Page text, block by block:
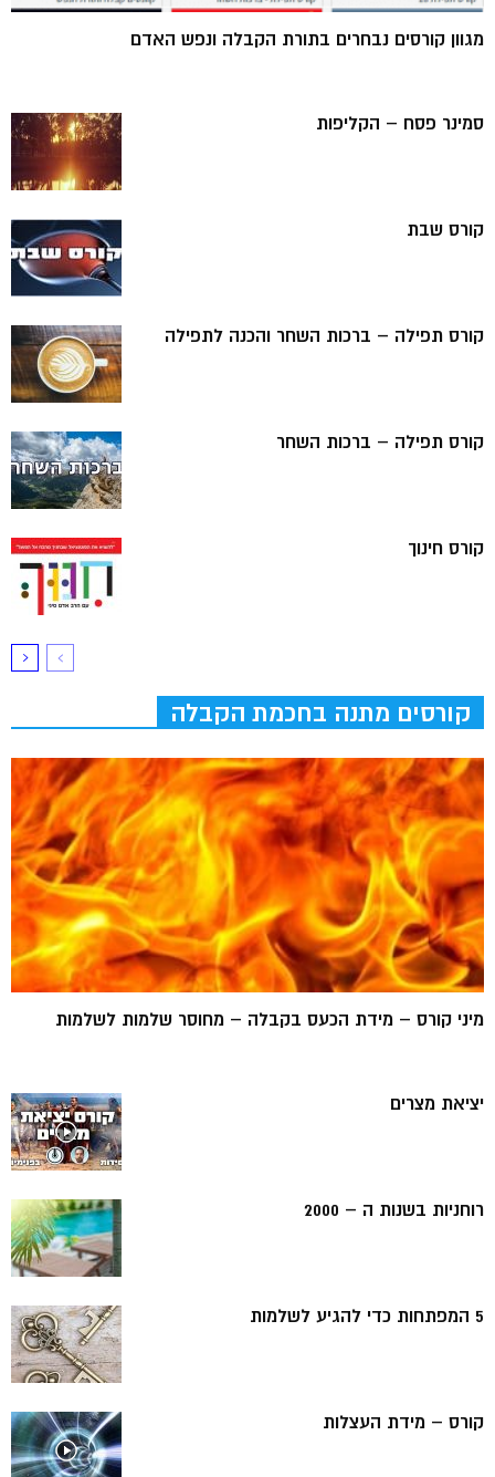
מגוון קורסים נבחרים בתורת הקבלה ונפש האדם
סמינר פסח – הקליפות
קורס שבת
קורס תפילה – ברכות השחר והכנה לתפילה
קורס תפילה – ברכות השחר
קורס חינוך
קורסים מתנה בחכמת הקבלה
מיני קורס – מידת הכעס בקבלה – מחוסר שלמות לשלמות
יציאת מצרים
רוחניות בשנות ה – 2000
5 המפתחות כדי להגיע לשלמות
קורס – מידת העצלות